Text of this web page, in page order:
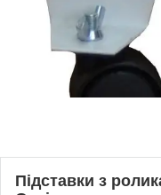
Підставки з